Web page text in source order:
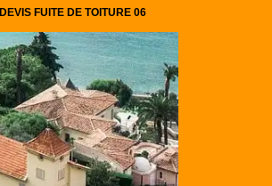
DEVIS FUITE DE TOITURE 06